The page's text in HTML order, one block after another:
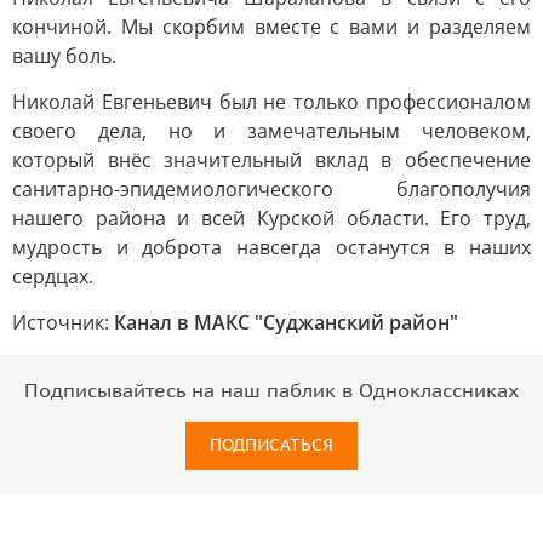
кончиной. Мы скорбим вместе с вами и разделяем
вашу боль.
Николай Евгеньевич был не только профессионалом
своего дела, но и замечательным человеком,
который внёс значительный вклад в обеспечение
санитарно-эпидемиологического благополучия
нашего района и всей Курской области. Его труд,
мудрость и доброта навсегда останутся в наших
сердцах.
Источник: Канал в МАКС "Суджанский район"
Подписывайтесь на наш паблик в Одноклассниках
ПОДПИСАТЬСЯ